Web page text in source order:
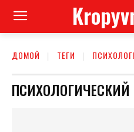
ДОМОЙ ТЕГИ